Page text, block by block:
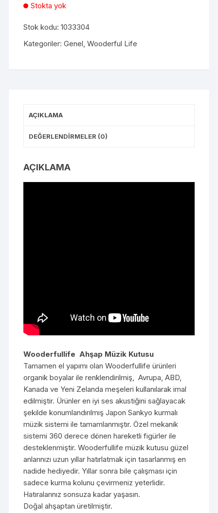
Stokta yok
Stok kodu:1033304
Kategoriler:Genel ,Wooderful Life
AÇIKLAMA
DEĞERLENDIRMELER (0)
AÇIKLAMA
Wooderfullife Ahşap Müzik Kutusu
Tamamen el yapımı olan Wooderfullife ürünleri
organik boyalar ile renklendirilmiş, Avrupa, ABD,
Kanada ve Yeni Zelanda meşeleri kullanılarak imal
edilmiştir. Ürünler en iyi ses akustiğini sağlayacak
şekilde konumlandırılmış Japon Sankyo kurmalı
müzik sistemi ile tamamlanmıştır. Özel mekanik
sistemi 360 derece dönen hareketli figürler ile
desteklenmiştir. Wooderfullife müzik kutusu güzel
anlarınızı uzun yıllar hatırlatmak için tasarlanmış en
nadide hediyedir. Yıllar sonra bile çalışması için
sadece kurma kolunu çevirmeniz yeterlidir.
Hatıralarınız sonsuza kadar yaşasın.
Doğal ahşaptan üretilmiştir.